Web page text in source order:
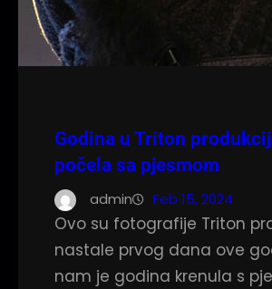
Godina u Triton
počela sa pjesmom
admin Feb 15, 2024
Ovo su fotografije Triton
nastale prvog dana ove
nam je godina krenula s